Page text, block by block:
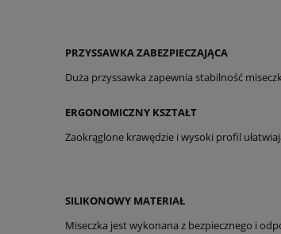
PRZYSSAWKA ZABEZPIECZAJĄCA
Duża przyssawka zapewnia stabilność
ERGONOMICZNY KSZTAŁT
Zaokrąglone krawędzie i wysoki profil
SILIKONOWY MATERIAŁ
Miseczka jest wykonana z bezpiecznego i